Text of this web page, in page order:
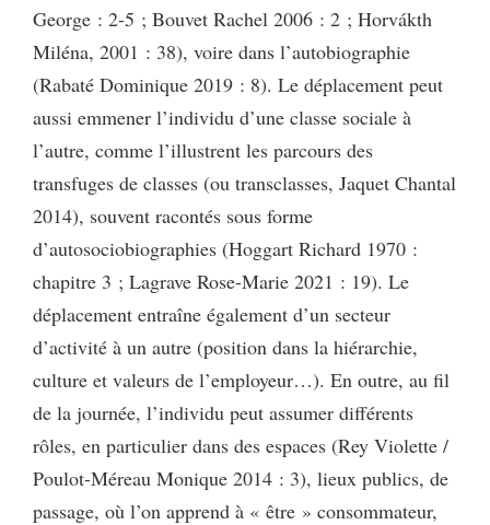
George : 2-5 ; Bouvet Rachel 2006 : 2 ; Horvákth
Miléna, 2001 : 38), voire dans l’autobiographie
(Rabaté Dominique 2019 : 8). Le déplacement peut
aussi emmener l’individu d’une classe sociale à
l’autre, comme l’illustrent les parcours des
transfuges de classes (ou transclasses, Jaquet Chantal
2014), souvent racontés sous forme
d’autosociobiographies (Hoggart Richard 1970 :
chapitre 3 ; Lagrave Rose-Marie 2021 : 19). Le
déplacement entraîne également d’un secteur
d’activité à un autre (position dans la hiérarchie,
culture et valeurs de l’employeur…). En outre, au fil
de la journée, l’individu peut assumer différents
rôles, en particulier dans des espaces (Rey Violette /
Poulot-Méreau Monique 2014 : 3), lieux publics, de
passage, où l’on apprend à « être » consommateur,